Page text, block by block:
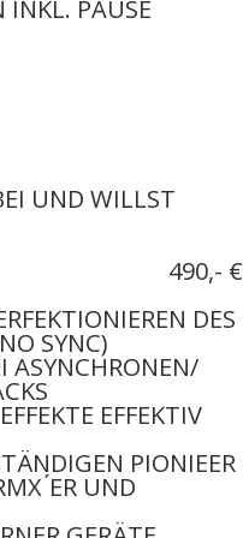
INKL. PAUSE
UND WILLST
490,- €
DES
SYNC)
ASYNCHRONEN/
EFFEKTIV
PIONIEER
́ER UND